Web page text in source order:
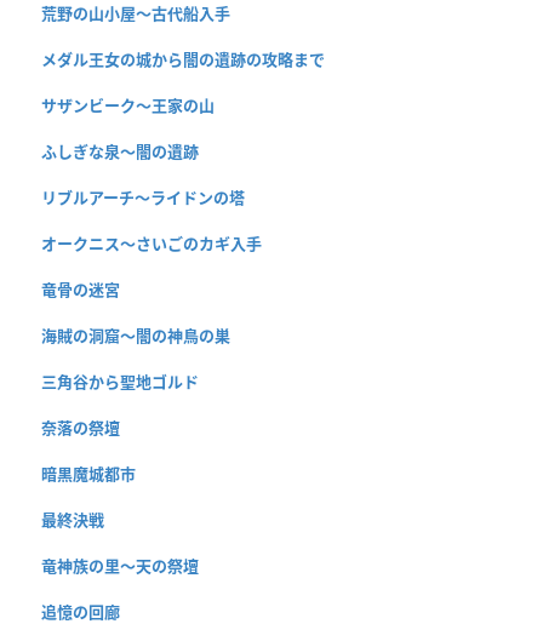
荒野の山小屋〜古代船入手
メダル王女の城から闇の遺跡の攻略まで
サザンビーク〜王家の山
ふしぎな泉〜闇の遺跡
リブルアーチ〜ライドンの塔
オークニス〜さいごのカギ入手
竜骨の迷宮
海賊の洞窟〜闇の神鳥の巣
三角谷から聖地ゴルド
奈落の祭壇
暗黒魔城都市
最終決戦
竜神族の里〜天の祭壇
追憶の回廊